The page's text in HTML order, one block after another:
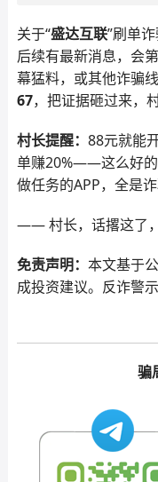
关于“盛达互联”刷单
后续有最新消息，会
幕猛料，或其他诈骗
67，把证据砸过来，
村长提醒： 88元就能
单赚20%——这么好的
做任务的APP，全是诈
—— 村长，话撂这了
免责声明： 本文基于
成投资建议。反诈警
骗